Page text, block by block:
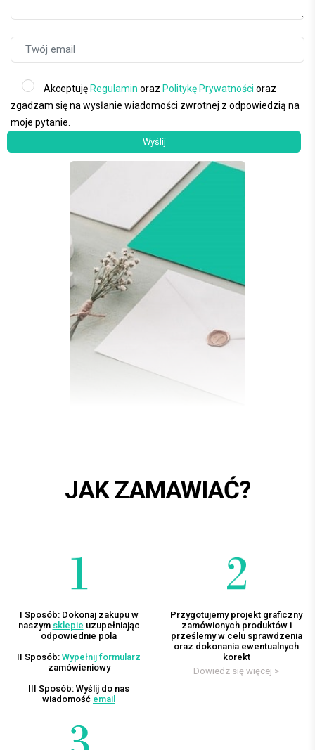
AkceptujęRegulamin oraz Politykę Prywatności oraz
zgadzam się na wysłanie wiadomości zwrotnej z odpowiedzią na
moje pytanie.
JAK ZAMAWIAĆ?
I Sposób: Dokonaj zakupu w
naszym sklepie uzupełniając
odpowiednie pola
II Sposób: Wypełnij formularz
zamówieniowy
III Sposób: Wyślij do nas
wiadomość email
Przygotujemy projekt graficzny
zamówionych produktów i
prześlemy w celu sprawdzenia
oraz dokonania ewentualnych
korekt
Dowiedz się więcej >